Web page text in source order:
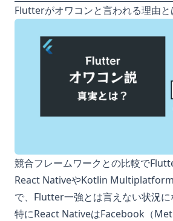
Flutterがオワコンと言われる理由と
競合フレームワークとの比較で
React NativeやKotlin
で、Flutter一強とは言えない状況に
特にReact NativeはFacebook（